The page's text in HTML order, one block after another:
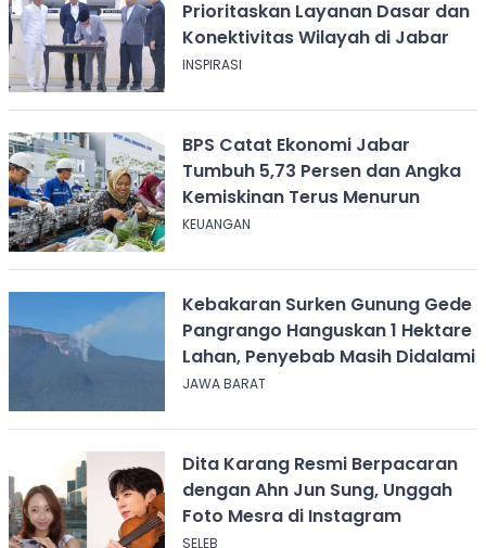
Prioritaskan Layanan Dasar dan
Konektivitas Wilayah di Jabar
INSPIRASI
BPS Catat Ekonomi Jabar
Tumbuh 5,73 Persen dan Angka
Kemiskinan Terus Menurun
KEUANGAN
Kebakaran Surken Gunung Gede
Pangrango Hanguskan 1 Hektare
Lahan, Penyebab Masih Didalami
JAWA BARAT
Dita Karang Resmi Berpacaran
dengan Ahn Jun Sung, Unggah
Foto Mesra di Instagram
SELEB